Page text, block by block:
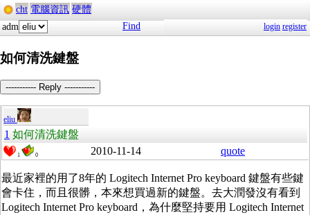
cht 電腦資訊 硬體
adm
Find login register
如何清洗鍵盤
----------- Reply -----------
eliu
1 如何清洗鍵盤
1 0 2010-11-14 quote
最近家裡的用了8年的 Logitech Internet Pro keyboard 鍵盤有些鍵
會卡住，而且很髒，本來想買過新的鍵盤。去大潤發沒有看到
Logitech Internet Pro keyboard，為什麼堅持要用 Logitech Internet